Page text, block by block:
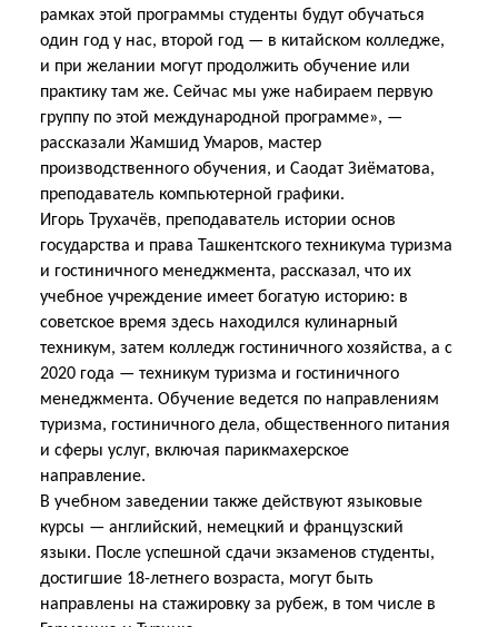
рамках этой программы студенты будут обучаться
один год у нас, второй год — в китайском колледже,
и при желании могут продолжить обучение или
практику там же. Сейчас мы уже набираем первую
группу по этой международной программе», —
рассказали Жамшид Умаров, мастер
производственного обучения, и Саодат Зиёматова,
преподаватель компьютерной графики.
Игорь Трухачёв, преподаватель истории основ
государства и права Ташкентского техникума туризма
и гостиничного менеджмента, рассказал, что их
учебное учреждение имеет богатую историю: в
советское время здесь находился кулинарный
техникум, затем колледж гостиничного хозяйства, а с
2020 года — техникум туризма и гостиничного
менеджмента. Обучение ведется по направлениям
туризма, гостиничного дела, общественного питания
и сферы услуг, включая парикмахерское
направление.
В учебном заведении также действуют языковые
курсы — английский, немецкий и французский
языки. После успешной сдачи экзаменов студенты,
достигшие 18-летнего возраста, могут быть
направлены на стажировку за рубеж, в том числе в